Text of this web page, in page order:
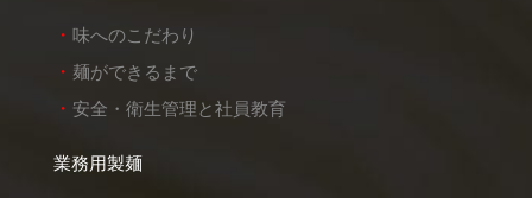
味へのこだわり
麺ができるまで
安全・衛生管理と社員教育
業務用製麺